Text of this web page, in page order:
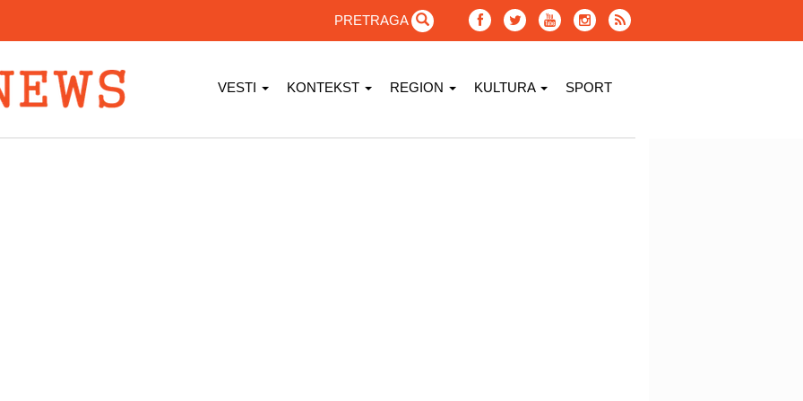
PRETRAGA
VESTI KONTEKST REGION KULTURA SPORT